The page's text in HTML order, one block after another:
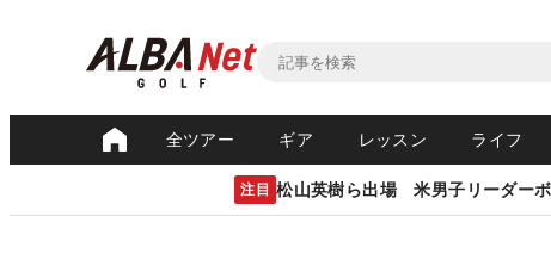
全ツアー ギア レッスン ライフ
注目 松山英樹ら出場 米男子リーダー